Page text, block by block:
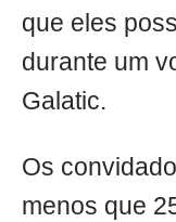
que eles
durante um
Galatic.
Os
menos que